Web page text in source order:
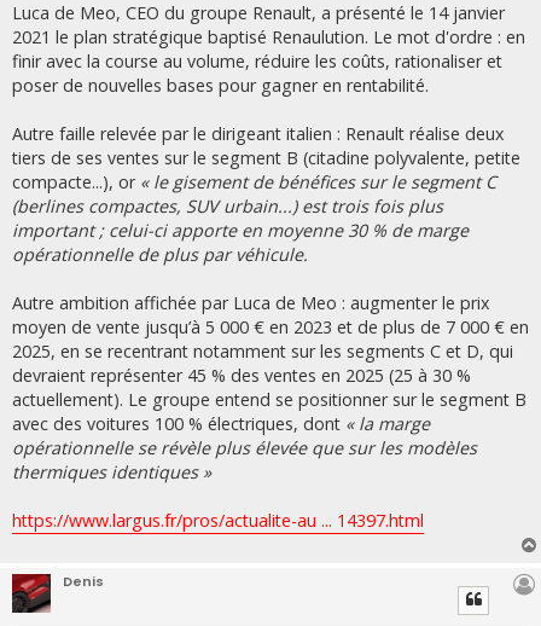
Luca de Meo, CEO du groupe Renault, a présenté le 14 janvier
2021 le plan stratégique baptisé Renaulution. Le mot d'ordre : en
finir avec la course au volume, réduire les coûts, rationaliser et
poser de nouvelles bases pour gagner en rentabilité.
Autre faille relevée par le dirigeant italien : Renault réalise deux
tiers de ses ventes sur le segment B (citadine polyvalente, petite
compacte...), or « le gisement de bénéfices sur le segment C
(berlines compactes, SUV urbain...) est trois fois plus
important ; celui-ci apporte en moyenne 30 % de marge
opérationnelle de plus par véhicule.
Autre ambition affichée par Luca de Meo : augmenter le prix
moyen de vente jusqu’à 5 000 € en 2023 et de plus de 7 000 € en
2025, en se recentrant notamment sur les segments C et D, qui
devraient représenter 45 % des ventes en 2025 (25 à 30 %
actuellement). Le groupe entend se positionner sur le segment B
avec des voitures 100 % électriques, dont « la marge
opérationnelle se révèle plus élevée que sur les modèles
thermiques identiques »
https://www.largus.fr/pros/actualite-au ... 14397.html
Denis